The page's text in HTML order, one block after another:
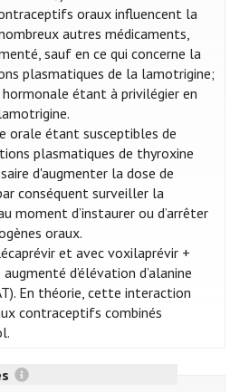
oraux influencent la
autres médicaments,
sauf en ce qui concerne la
plasmatiques de la lamotrigine;
étant à privilégier en
orale étant susceptibles de
plasmatiques de thyroxine
d'augmenter la dose de
conséquent surveiller la
moment d’instaurer ou d’arrêter
oraux.
et avec voxilaprévir +
d’élévation d’alanine
En théorie, cette interaction
contraceptifs combinés